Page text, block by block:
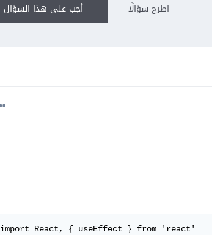
أجب على هذا السؤال اطرح سؤالًا
import React, { useEffect } from 'react'